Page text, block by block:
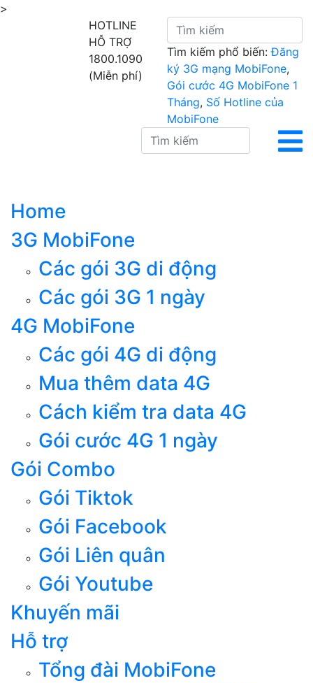
>
HOTLINE
HỖ TRỢ
1800.1090
(Miễn phí)
Tìm kiếm phổ biến: Đăng
ký 3G mạng MobiFone,
Gói cước 4G MobiFone 1
Tháng, Số Hotline của
MobiFone
Home
3G MobiFone
Các gói 3G di động
Các gói 3G 1 ngày
4G MobiFone
Các gói 4G di động
Mua thêm data 4G
Cách kiểm tra data 4G
Gói cước 4G 1 ngày
Gói Combo
Gói Tiktok
Gói Facebook
Gói Liên quân
Gói Youtube
Khuyến mãi
Hỗ trợ
Tổng đài MobiFone